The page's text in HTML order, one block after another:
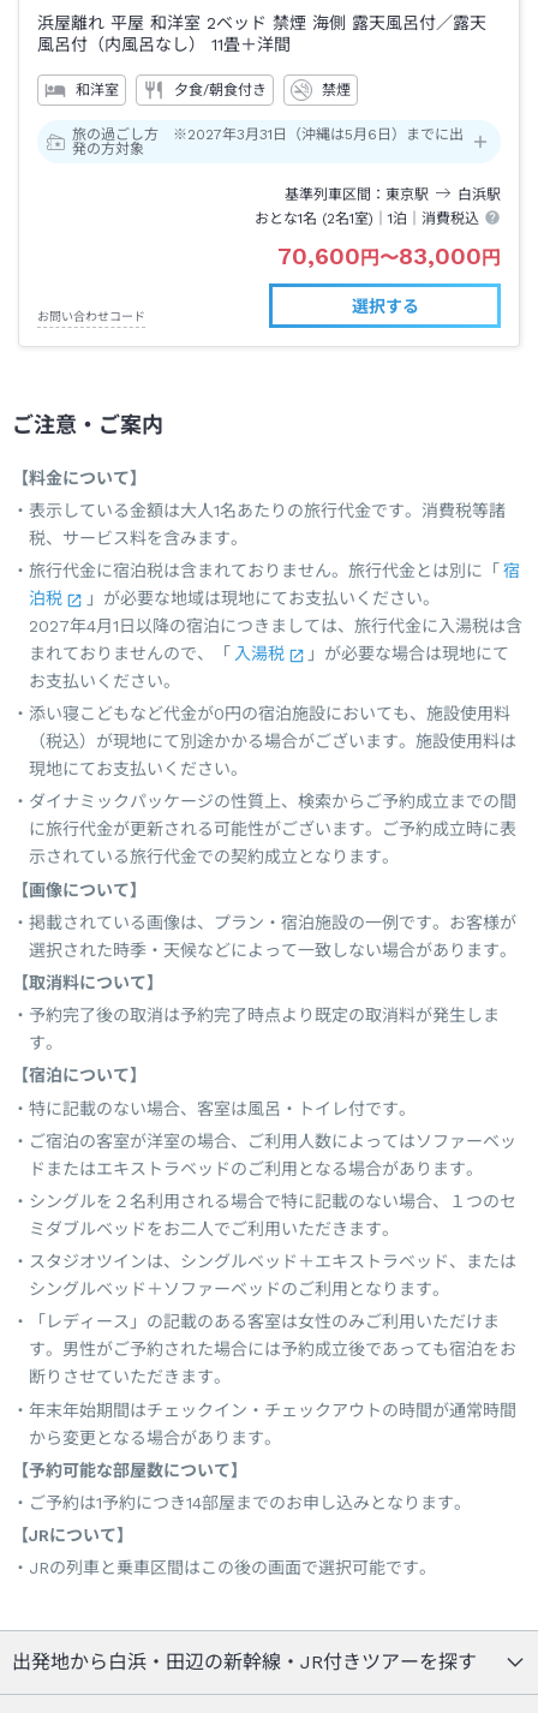
浜屋離れ 平屋 和洋室 2ベッド 禁煙 海側 露天風呂付／露天
風呂付（内風呂なし） 11畳＋洋間
和洋室 夕食/朝食付き 禁煙
旅の過ごし方 ※2027年3月31日（沖縄は5月6日）までに出
発の方対象
基準列車区間 東京駅 白浜駅
おとな1名 (2名1室)｜1泊 ｜消費税込
70,600 円 〜83,000 円
お問い合わせコード
選択する
ご注意・ご案内
【料金について】
表示している金額は大人1名あたりの旅行代金です。消費税等諸
税、サービス料を含みます。
旅行代金に宿泊税は含まれておりません。旅行代金とは別に「 宿
泊税
」が必要な地域は現地にてお支払いください。
2027年4月1日以降の宿泊につきましては、旅行代金に入湯税は含
まれておりませんので、「 入湯税
」が必要な場合は現地にて
お支払いください。
添い寝こどもなど代金が0円の宿泊施設においても、施設使用料
（税込）が現地にて別途かかる場合がございます。施設使用料は
現地にてお支払いください。
ダイナミックパッケージの性質上、検索からご予約成立までの間
に旅行代金が更新される可能性がございます。ご予約成立時に表
示されている旅行代金での契約成立となります。
【画像について】
掲載されている画像は、プラン・宿泊施設の一例です。お客様が
選択された時季・天候などによって一致しない場合があります。
【取消料について】
予約完了後の取消は予約完了時点より既定の取消料が発生しま
す。
【宿泊について】
特に記載のない場合、客室は風呂・トイレ付です。
ご宿泊の客室が洋室の場合、ご利用人数によってはソファーベッ
ドまたはエキストラベッドのご利用となる場合があります。
シングルを２名利用される場合で特に記載のない場合、１つのセ
ミダブルベッドをお二人でご利用いただきます。
スタジオツインは、シングルベッド＋エキストラベッド、または
シングルベッド＋ソファーベッドのご利用となります。
「レディース」の記載のある客室は女性のみご利用いただけま
す。男性がご予約された場合には予約成立後であっても宿泊をお
断りさせていただきます。
年末年始期間はチェックイン・チェックアウトの時間が通常時間
から変更となる場合があります。
【予約可能な部屋数について】
ご予約は1予約につき14部屋までのお申し込みとなります。
【JRについて】
JRの列車と乗車区間はこの後の画面で選択可能です。
出発地から白浜・田辺の新幹線・JR付きツアーを探す